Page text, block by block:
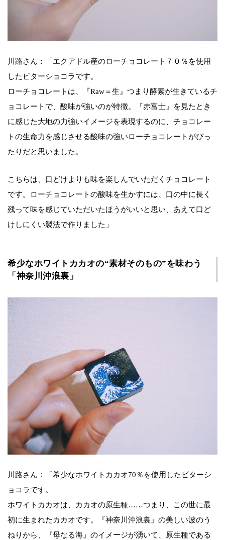
川路さん：「エクアドル産のローチョコレート７０％を使用
したビターショコラです。
ローチョコレートは、『Raw＝生』つまり酵素が生きているチ
ョコレートで、酸味が強いのが特徴。『赤富士』を見たとき
に感じた大地の力強いイメージを表現するのに、チョコレー
トの生命力を感じさせる酸味の強いローチョコレートがぴっ
たりだと思いました。
こちらは、口どけよりも味を楽しんでいただくチョコレート
です。ローチョコレートの酸味を生かすには、口の中に長く
残って味を感じていただいたほうがいいと思い、あえて口ど
けしにくい製法で作りました」
希少なホワイトカカオの“素材そのもの”を味わう
「神奈川沖浪裏」
川路さん：「希少なホワイトカカオ70％を使用したビターシ
ョコラです。
ホワイトカカオは、カカオの原生種……つまり、この世に最
初に生まれたカカオです。『神奈川沖浪裏』の美しい波のう
ねりから、『母なる海』のイメージが湧いて、原生種である